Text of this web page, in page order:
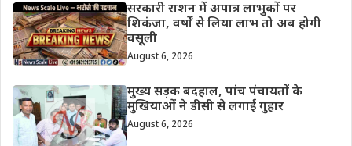
सरकारी राशन में अपात्र लाभुकों पर
शिकंजा, वर्षों से लिया लाभ तो अब होगी
वसूली
August 6, 2026
मुख्य सड़क बदहाल, पांच पंचायतों के
मुखियाओं ने डीसी से लगाई गुहार
August 6, 2026